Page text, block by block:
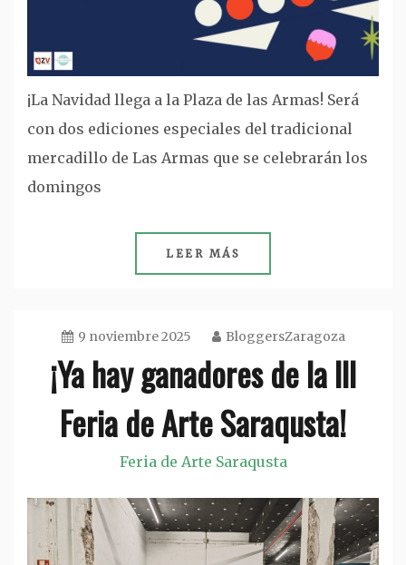
¡La Navidad llega a la Plaza de las Armas! Será
con dos ediciones especiales del tradicional
mercadillo de Las Armas que se celebrarán los
domingos
LEER MÁS
9 noviembre 2025 BloggersZaragoza
¡Ya hay ganadores de la III
Feria de Arte Saraqusta!
Feria de Arte Saraqusta